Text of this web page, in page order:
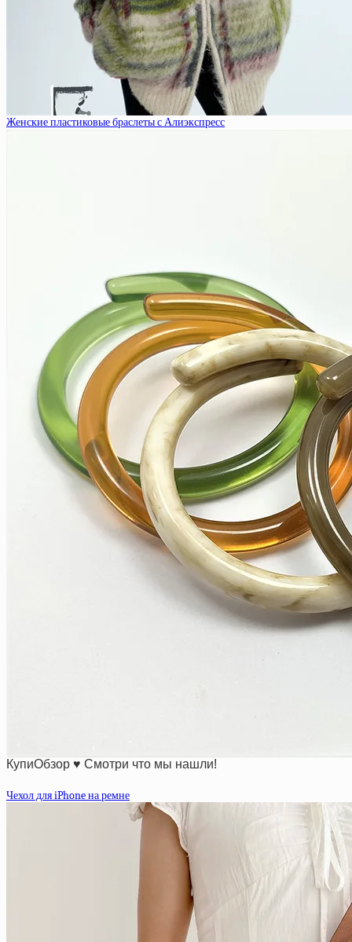
Женские пластиковые браслеты с Алиэкспресс
КупиОбзор ♥ Смотри что мы нашли!
Чехол для iPhone на ремне